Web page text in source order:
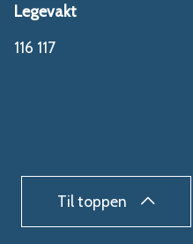
Legevakt
116 117
Til toppen